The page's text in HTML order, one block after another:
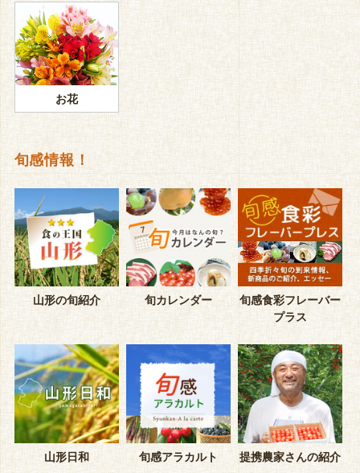
お花
旬感情報！
山形の旬紹介 旬カレンダー
旬感食彩フレーバー
プラス
山形日和 旬感アラカルト 提携農家さんの紹介